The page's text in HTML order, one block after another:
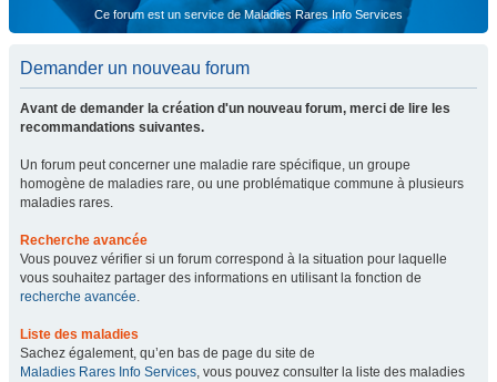
Ce forum est un service de Maladies Rares Info Services
Demander un nouveau forum
Avant de demander la création d'un nouveau forum, merci de lire les
recommandations suivantes.
Un forum peut concerner une maladie rare spécifique, un groupe
homogène de maladies rare, ou une problématique commune à plusieurs
maladies rares.
Recherche avancée
Vous pouvez vérifier si un forum correspond à la situation pour laquelle
vous souhaitez partager des informations en utilisant la fonction de
recherche avancée.
Liste des maladies
Sachez également, qu’en bas de page du site de
Maladies Rares Info Services, vous pouvez consulter la liste des maladies